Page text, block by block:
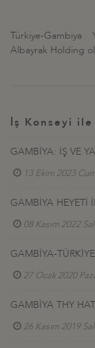
Türkiye-Gambiya
Albayrak Holding
İş Konseyi
GAMBİYA: İŞ VE
13 Ekim 2023
GAMBİYA HEYETİ
08 Kasım 2022
GAMBİYA-
27 Ocak 2020
GAMBİYA THY
26 Kasım 2019